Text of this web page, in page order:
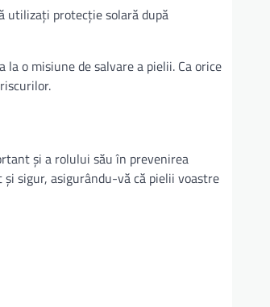
utilizați protecție solară după
o misiune de salvare a pielii. Ca orice
și a rolului său în prevenirea
sigur, asigurându-vă că pielii voastre